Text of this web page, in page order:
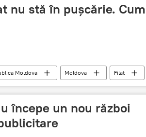
nu stă în puşcărie. Cum
Moldova Moldova Filat
Adriana Beţişor
începe un nou război